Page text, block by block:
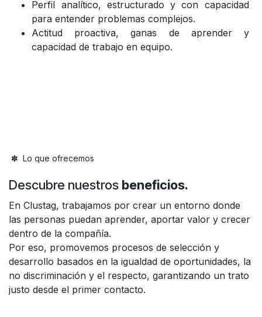
Perfil analítico, estructurado y con capacidad
para entender problemas complejos.
Actitud proactiva, ganas de aprender y
capacidad de trabajo en equipo.
✽ Lo que ofrecemos
Descubre nuestros beneficios.
En Clustag, trabajamos por crear un entorno donde
las personas puedan aprender, aportar valor y crecer
dentro de la compañía.
Por eso, promovemos procesos de selección y
desarrollo basados en la igualdad de oportunidades, la
no discriminación y el respecto, garantizando un trato
justo desde el primer contacto.